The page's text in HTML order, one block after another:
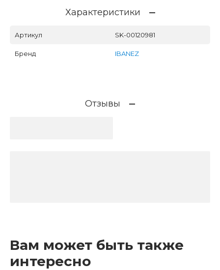
Характеристики
Артикул SK-00120981
Бренд IBANEZ
Отзывы
Вам может быть также
интересно